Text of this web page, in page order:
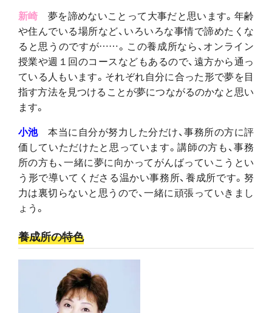
新崎 夢を諦めないことって大事だと思います。年齢
や住んでいる場所など、いろいろな事情で諦めたくな
ると思うのですが……。この養成所なら、オンライン
授業や週１回のコースなどもあるので、遠方から通っ
ている人もいます。それぞれ自分に合った形で夢を目
指す方法を見つけることが夢につながるのかなと思い
ます。
小池本当に自分が努力した分だけ、事務所の方に評
価していただけたと思っています。講師の方も、事務
所の方も、一緒に夢に向かってがんばっていこうとい
う形で導いてくださる温かい事務所、養成所です。努
力は裏切らないと思うので、一緒に頑張っていきまし
ょう。
養成所の特色